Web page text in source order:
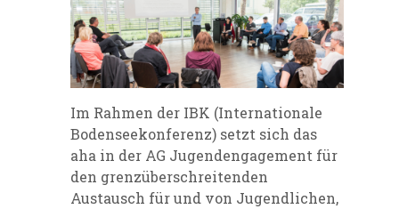
Im Rahmen der IBK (Internationale
Bodenseekonferenz) setzt sich das
aha in der AG Jugendengagement für
den grenzüberschreitenden
Austausch für und von Jugendlichen,